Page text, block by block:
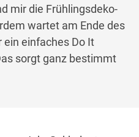
mir die Frühlingsdeko-
wartet am Ende des
einfaches Do It
sorgt ganz bestimmt